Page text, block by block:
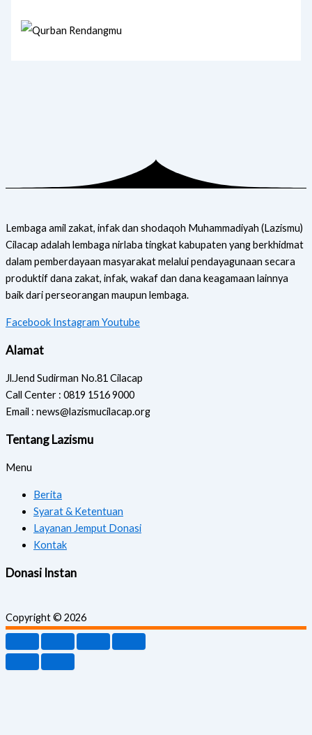
Lembaga amil zakat, infak dan shodaqoh Muhammadiyah (Lazismu)
Cilacap adalah lembaga nirlaba tingkat kabupaten yang berkhidmat
dalam pemberdayaan masyarakat melalui pendayagunaan secara
produktif dana zakat, infak, wakaf dan dana keagamaan lainnya
baik dari perseorangan maupun lembaga.
Facebook Instagram Youtube
Alamat
Jl.Jend Sudirman No.81 Cilacap
Call Center : 0819 1516 9000
Email : news@lazismucilacap.org
Tentang Lazismu
Menu
Berita
Syarat & Ketentuan
Layanan Jemput Donasi
Kontak
Donasi Instan
Copyright © 2026